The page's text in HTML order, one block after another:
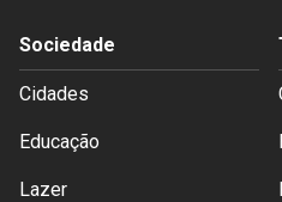
Sociedade
Cidades
Educação
Lazer